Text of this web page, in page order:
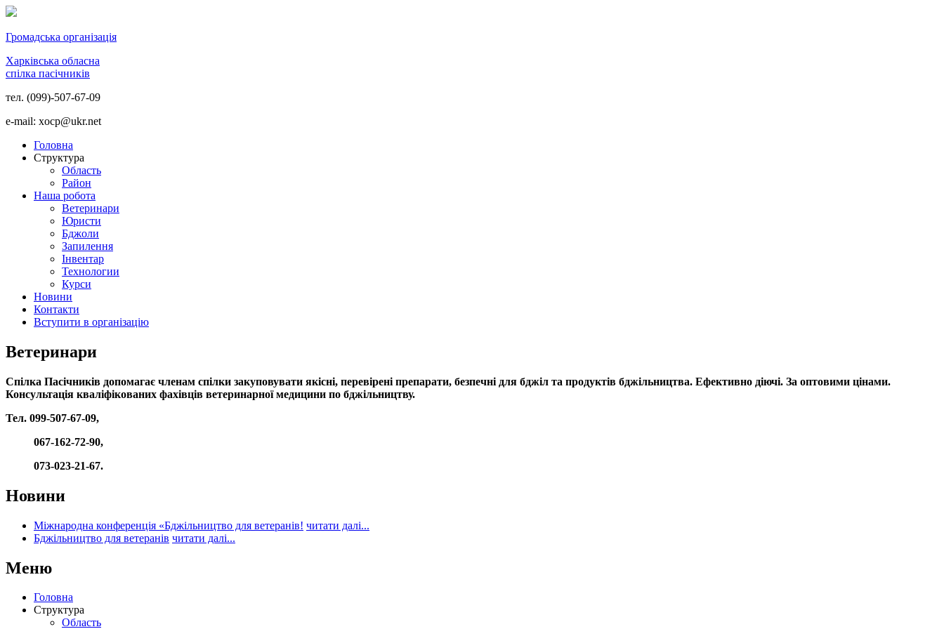
Громадська організація
Харківська обласна
спілка пасічників
тел. (099)-507-67-09
e-mail: xocp@ukr.net
Головна
Структура
Область
Район
Наша робота
Ветеринари
Юристи
Бджоли
Запилення
Інвентар
Технологии
Курси
Новини
Контакти
Вступити в організацію
Ветеринари
Спілка Пасічників допомагає членам спілки закуповувати якісні, перевірені препарати, безпечні для бджіл та продуктів бджільництва. Ефективно діючі. За оптовими цінами.
Консультація кваліфікованих фахівців ветеринарної медицини по бджільництву.
Тел. 099-507-67-09,
067-162-72-90,
073-023-21-67.
Новини
Міжнародна конференція «Бджільництво для ветеранів! читати далі...
Бджільництво для ветеранів читати далі...
Меню
Головна
Структура
Область